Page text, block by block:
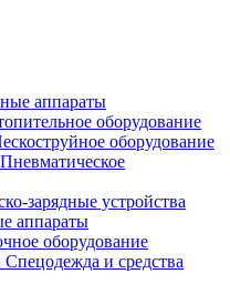
аппараты
оборудование
оборудование
Пневматическое
зарядные устройства
аппараты
оборудование
Спецодежда и средства